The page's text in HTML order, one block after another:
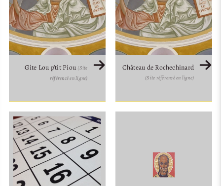
Gite Lou p’tit Piou (Site
référencé en ligne)
Château de Rochechinard
(Site référencé en ligne)